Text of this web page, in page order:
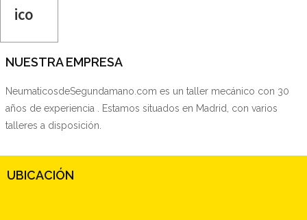
ico
NUESTRA EMPRESA
NeumaticosdeSegundamano.com es un taller mecánico con 30
años de experiencia . Estamos situados en Madrid, con varios
talleres a disposición.
UBICACIÓN